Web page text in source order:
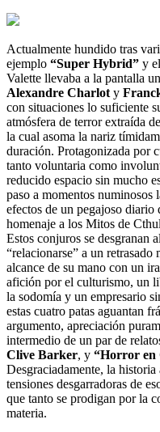
Actualmente hundido tras
ejemplo “Super Hybrid” y
Valette llevaba a la pantalla
Alexandre Charlot y
con situaciones lo suficiente
atmósfera de terror extraída
la cual asoma la nariz
duración. Protagonizada por
tanto voluntaria como
reducido espacio sin mucho
paso a momentos
efectos de un pegajoso
homenaje a los Mitos de
Estos conjuros se desgranan
“relacionarse” a un retrasado
alcance de su mano con un
afición por el culturismo, un
la sodomía y un empresario
estas cuatro patas aguantan
argumento, apreciación
intermedio de un par de
Clive Barker, y “Horror en
Desgraciadamente, la
tensiones desgarradoras de
que tanto se prodigan por la
materia.